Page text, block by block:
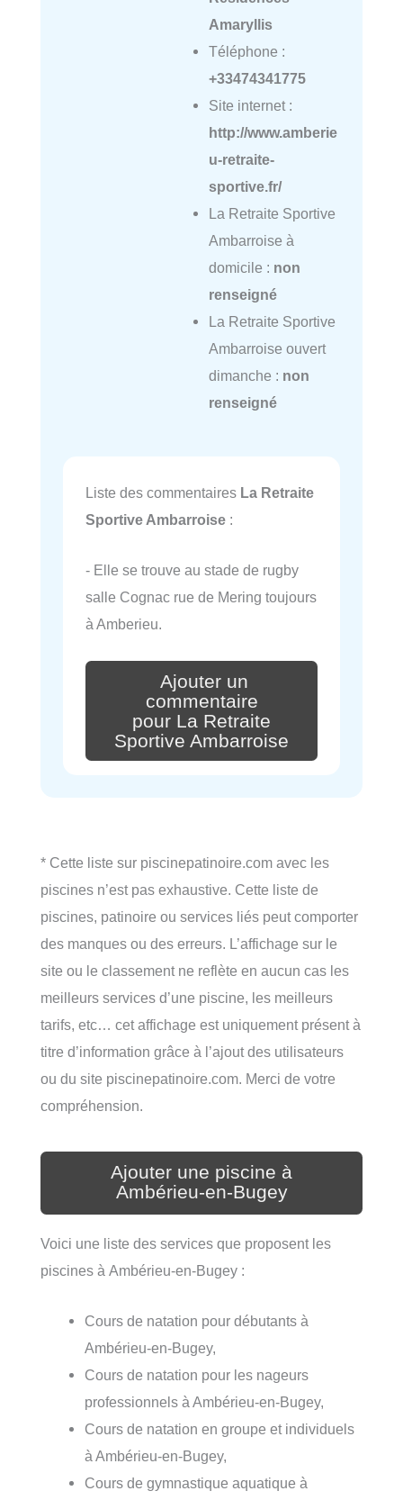
Amaryllis
Téléphone :
+33474341775
Site internet :
http://www.amberie
u-retraite-
sportive.fr/
La Retraite Sportive
Ambarroise à
domicile : non
renseigné
La Retraite Sportive
Ambarroise ouvert
dimanche : non
renseigné
Liste des commentaires La Retraite
Sportive Ambarroise :
- Elle se trouve au stade de rugby
salle Cognac rue de Mering toujours
à Amberieu.
Ajouter un
commentaire
pour La Retraite
Sportive Ambarroise
* Cette liste sur piscinepatinoire.com avec les
piscines n’est pas exhaustive. Cette liste de
piscines, patinoire ou services liés peut comporter
des manques ou des erreurs. L’affichage sur le
site ou le classement ne reflète en aucun cas les
meilleurs services d’une piscine, les meilleurs
tarifs, etc… cet affichage est uniquement présent à
titre d’information grâce à l’ajout des utilisateurs
ou du site piscinepatinoire.com. Merci de votre
compréhension.
Ajouter une piscine à
Ambérieu-en-Bugey
Voici une liste des services que proposent les
piscines à Ambérieu-en-Bugey :
Cours de natation pour débutants à
Ambérieu-en-Bugey,
Cours de natation pour les nageurs
professionnels à Ambérieu-en-Bugey,
Cours de natation en groupe et individuels
à Ambérieu-en-Bugey,
Cours de gymnastique aquatique à